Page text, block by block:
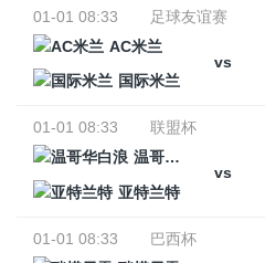
01-01 08:33
足球友谊赛
AC米兰
vs
国际米兰
01-01 08:33
联盟杯
温哥华白浪
vs
亚特兰特
01-01 08:33
巴西杯